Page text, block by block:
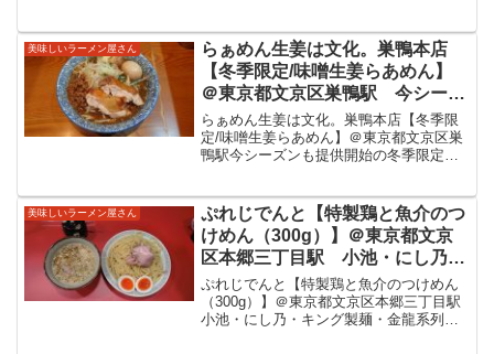
は都営三田線西巣鴨駅。改札を出て地上
階へあ...
美味しいラーメン屋さん
らぁめん生姜は文化。巣鴨本店
【冬季限定/味噌生姜らあめん】
＠東京都文京区巣鴨駅 今シーズ
ンも提供開始の冬季限定の味噌。
味噌のスープに太麺の組み合わ
せ。もやしなど炒め野菜が乗る美
た。
らぁめん生姜は文化。巣鴨本店【冬季限
定/味噌生姜らあめん】＠東京都文京区巣
鴨駅今シーズンも提供開始の冬季限定の
冬季限定をいただきました。らぁめん生
姜は文化。2018年にJ...
美味しいラーメン屋さん
ぷれじでんと【特製鶏と魚介のつ
けめん（300g）】＠東京都文京
区本郷三丁目駅 小池・にし乃・
キング製麺・金龍系列のお店で
す。カウンターの色合いも一新さ
れていましたがお味は変わらず。
ぷれじでんと【特製鶏と魚介のつけめん
（300g）】＠東京都文京区本郷三丁目駅
小池・にし乃・キング製麺・金龍系列の